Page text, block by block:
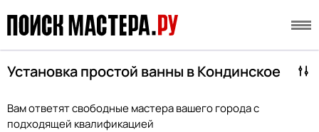
Установка простой ванны в Кондинское
Вам ответят свободные мастера вашего города с
подходящей квалификацией